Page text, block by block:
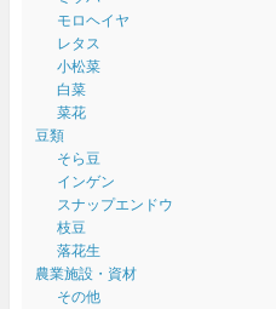
モロヘイヤ
レタス
小松菜
白菜
菜花
豆類
そら豆
インゲン
スナップエンドウ
枝豆
落花生
農業施設・資材
その他